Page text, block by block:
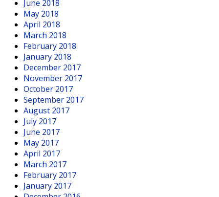
June 2018
May 2018
April 2018
March 2018
February 2018
January 2018
December 2017
November 2017
October 2017
September 2017
August 2017
July 2017
June 2017
May 2017
April 2017
March 2017
February 2017
January 2017